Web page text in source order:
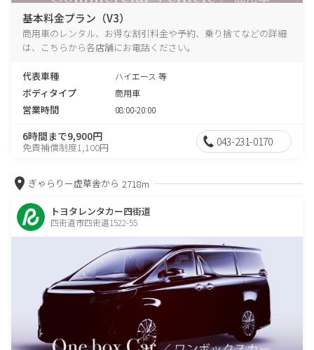
基本料金プラン（V3）
商用車のレンタル、お得な割引料金や予約、乗り捨てなどの詳細
は、こちらから各店舗にお電話ください。
代表車種 ハイエース 等
ボディタイプ 商用車
営業時間 08:00-20:00
6時間まで9,900円
免責補償制度1,100円 043-231-0170
ぎゃらりー虚草舎から 2718m
トヨタレンタカー四街道
四街道市四街道1522-55